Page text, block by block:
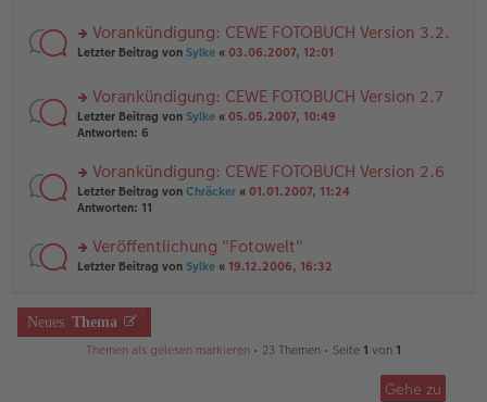
g
B
ei
g
es
e
B
ei
tr
g
u
n
es
e
n
B
ei
tr
a
rs
u
n
g
es
e
n
er
ei
tr
Vorankündigung: CEWE FOTOBUCH Version 3.2.
Letzter Beitrag von Sylke « 03.06.2007, 12:01
rs
te
n
g
el
e
n
ei
tr
Vorankündigung: CEWE FOTOBUCH Version 2.7
Letzter Beitrag von Sylke « 05.05.2007, 10:49
Antworten: 6
rs
te
n
g
es
e
n
Vorankündigung: CEWE FOTOBUCH Version 2.6
Letzter Beitrag von Chräcker « 01.01.2007, 11:24
Antworten: 11
rs
u
n
Veröffentlichung "Fotowelt"
Letzter Beitrag von Sylke « 19.12.2006, 16:32
Neues Thema
Themen als gelesen markieren • 23 Themen • Seite 1 von 1
Gehe zu